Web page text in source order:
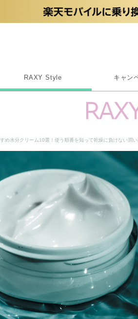
RAXY Style キャン
め水分クリーム10選！使う順番を知って乾燥に負けない潤